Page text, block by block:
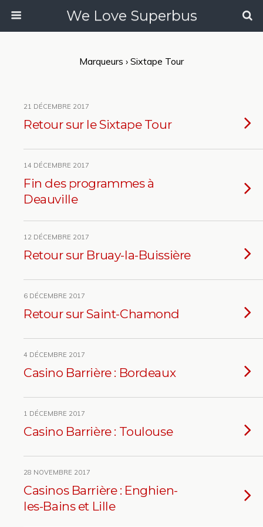
We Love Superbus
Marqueurs › Sixtape Tour
21 DÉCEMBRE 2017
Retour sur le Sixtape Tour
14 DÉCEMBRE 2017
Fin des programmes à
Deauville
12 DÉCEMBRE 2017
Retour sur Bruay-la-Buissière
6 DÉCEMBRE 2017
Retour sur Saint-Chamond
4 DÉCEMBRE 2017
Casino Barrière : Bordeaux
1 DÉCEMBRE 2017
Casino Barrière : Toulouse
28 NOVEMBRE 2017
Casinos Barrière : Enghien-
les-Bains et Lille